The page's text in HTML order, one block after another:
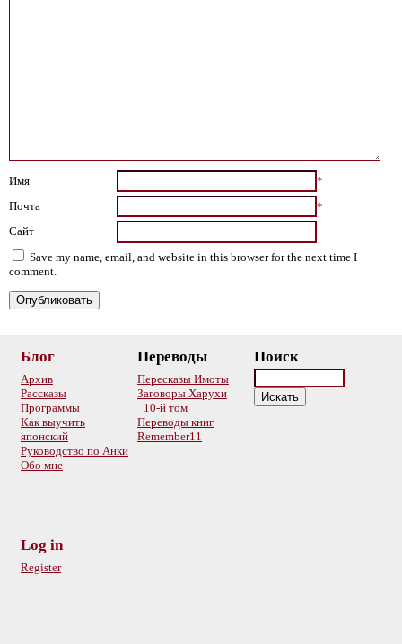
Имя
*
Почта
*
Сайт
Save my name, email, and website in this browser for the next time I
comment.
Блог
Архив
Рассказы
Программы
Как выучить
японский
Руководство по Анки
Обо мне
Переводы
Пересказы Имоты
Заговоры Харухи
10-й том
Переводы книг
Remember11
Поиск
Log in
Register